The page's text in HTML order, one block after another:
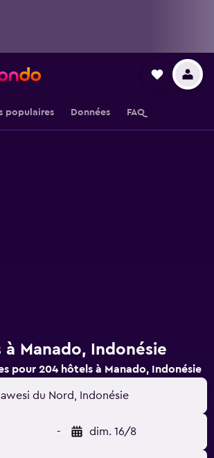
populaires Données FAQ
à Manado, Indonésie
pour 204 hôtels à Manado, Indonésie
du Nord, Indonésie
- dim. 16/8